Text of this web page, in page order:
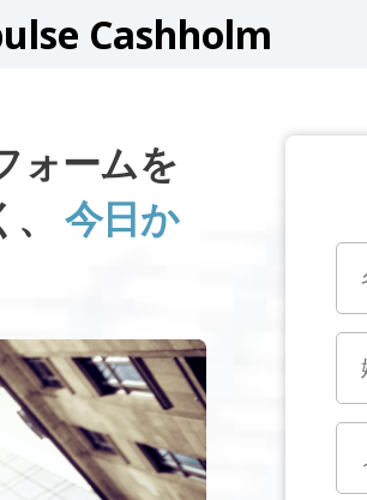
Cashholm
ォームを
、今日か